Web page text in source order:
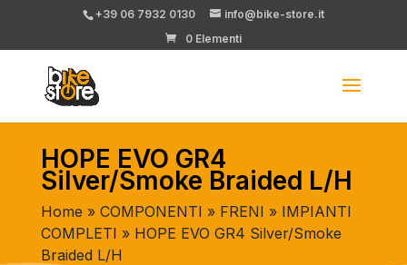
+39 06 7932 0130
info@bike-store.it
0 Elementi
HOPE EVO GR4
Silver/Smoke Braided L/H
Home » COMPONENTI » FRENI » IMPIANTI
COMPLETI » HOPE EVO GR4 Silver/Smoke
Braided L/H